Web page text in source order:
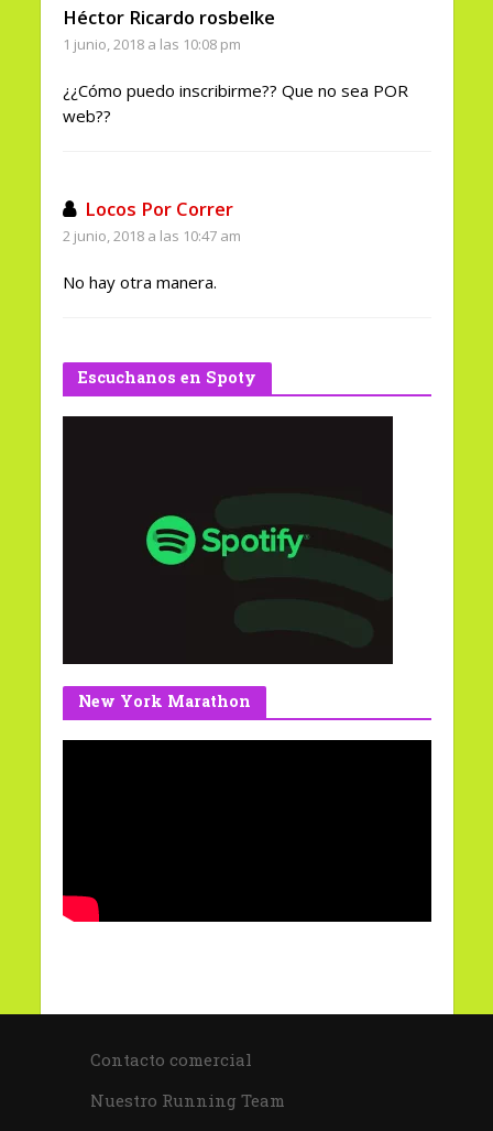
Héctor Ricardo rosbelke
1 junio, 2018 a las 10:08 pm
¿¿Cómo puedo inscribirme?? Que no sea POR
web??
Locos Por Correr
2 junio, 2018 a las 10:47 am
No hay otra manera.
Escuchanos en Spoty
New York Marathon
Contacto comercial
Nuestro Running Team